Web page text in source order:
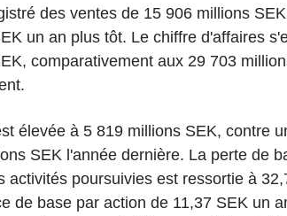
des ventes de 15 906 millions
un an plus tôt. Le chiffre d'affaires
comparativement aux 29 703
élevée à 5 819 millions SEK, contre
SEK l'année dernière. La perte de
activités poursuivies est ressortie à
de base par action de 11,37 SEK un